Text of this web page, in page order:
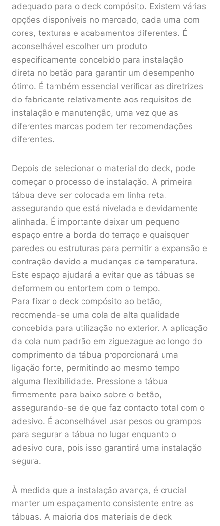
adequado para o deck compósito. Existem várias
opções disponíveis no mercado, cada uma com
cores, texturas e acabamentos diferentes. É
aconselhável escolher um produto
especificamente concebido para instalação
direta no betão para garantir um desempenho
ótimo. É também essencial verificar as diretrizes
do fabricante relativamente aos requisitos de
instalação e manutenção, uma vez que as
diferentes marcas podem ter recomendações
diferentes.
Depois de selecionar o material do deck, pode
começar o processo de instalação. A primeira
tábua deve ser colocada em linha reta,
assegurando que está nivelada e devidamente
alinhada. É importante deixar um pequeno
espaço entre a borda do terraço e quaisquer
paredes ou estruturas para permitir a expansão e
contração devido a mudanças de temperatura.
Este espaço ajudará a evitar que as tábuas se
deformem ou entortem com o tempo.
Para fixar o deck compósito ao betão,
recomenda-se uma cola de alta qualidade
concebida para utilização no exterior. A aplicação
da cola num padrão em ziguezague ao longo do
comprimento da tábua proporcionará uma
ligação forte, permitindo ao mesmo tempo
alguma flexibilidade. Pressione a tábua
firmemente para baixo sobre o betão,
assegurando-se de que faz contacto total com o
adesivo. É aconselhável usar pesos ou grampos
para segurar a tábua no lugar enquanto o
adesivo cura, pois isso garantirá uma instalação
segura.
À medida que a instalação avança, é crucial
manter um espaçamento consistente entre as
tábuas. A maioria dos materiais de deck